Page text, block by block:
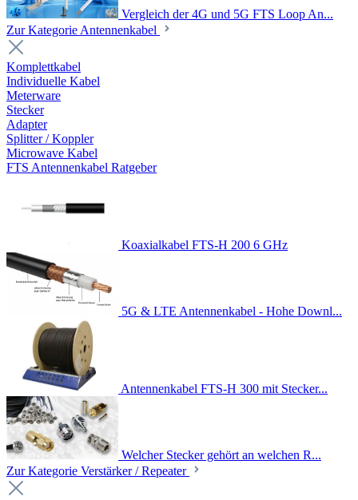
Vergleich der 4G und 5G FTS Loop An...
Zur Kategorie Antennenkabel
Komplettkabel
Individuelle Kabel
Meterware
Stecker
Adapter
Splitter / Koppler
Microwave Kabel
FTS Antennenkabel Ratgeber
Koaxialkabel FTS-H 200 6 GHz
5G & LTE Antennenkabel - Hohe Downl...
Antennenkabel FTS-H 300 mit Stecker...
Welcher Stecker gehört an welchen R...
Zur Kategorie Verstärker / Repeater